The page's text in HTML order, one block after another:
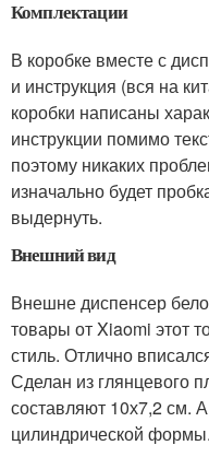
Комплектации
В коробке вместе с
и инструкция (вся на
коробки написаны
инструкции помимо
поэтому никаких
изначально будет
выдернуть.
Внешний вид
Внешне диспенсер
товары от Xiaomi этот
стиль. Отлично
Сделан из глянцевого
составляют 10х7,2 см.
цилиндрической формы.